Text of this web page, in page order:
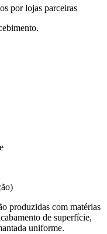
por lojas parceiras
produzidas com matérias
de superfície,
uniforme.